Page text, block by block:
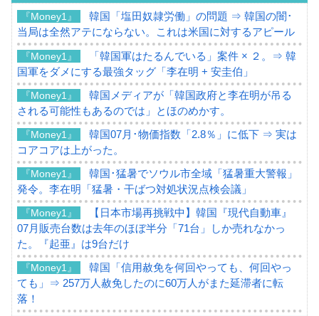
『Money1』
韓国「塩田奴隷労働」の問題 ⇒ 韓国の闇･
当局は全然アテにならない。これは米国に対するアピール
『Money1』
「韓国軍はたるんでいる」案件 × ２。⇒ 韓
国軍をダメにする最強タッグ「李在明 + 安圭伯」
『Money1』
韓国メディアが「韓国政府と李在明が吊る
される可能性もあるのでは」とほのめかす。
『Money1』
韓国07月･物価指数「2.8％」に低下 ⇒ 実は
コアコアは上がった。
『Money1』
韓国･猛暑でソウル市全域「猛暑重大警報」
発令。李在明「猛暑・干ばつ対処状況点検会議」
『Money1』
【日本市場再挑戦中】韓国『現代自動車』
07月販売台数は去年のほぼ半分「71台」しか売れなかっ
た。『起亜』は9台だけ
『Money1』
韓国「信用赦免を何回やっても、何回やっ
ても」⇒ 257万人赦免したのに60万人がまた延滞者に転
落！